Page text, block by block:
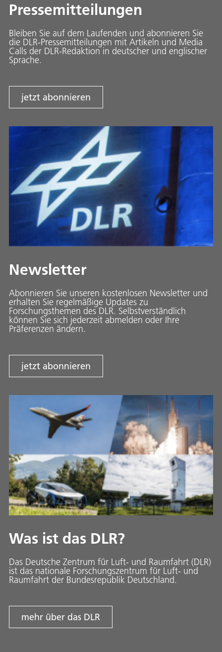
Pressemitteilungen
Bleiben Sie auf dem Laufenden und abonnieren Sie
die DLR-Pressemitteilungen mit Artikeln und Media
Calls der DLR-Redaktion in deutscher und englischer
Sprache.
jetzt abonnieren
Newsletter
Abonnieren Sie unseren kostenlosen Newsletter und
erhalten Sie regelmäßige Updates zu
Forschungsthemen des DLR. Selbstverständlich
können Sie sich jederzeit abmelden oder Ihre
Präferenzen ändern.
jetzt abonnieren
Was ist das DLR?
Das Deutsche Zentrum für Luft- und Raumfahrt (DLR)
ist das nationale Forschungszentrum für Luft- und
Raumfahrt der Bundesrepublik Deutschland.
mehr über das DLR